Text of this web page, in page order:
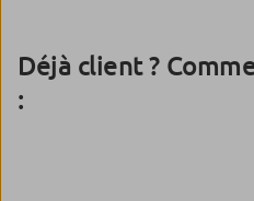
Déjà client ?
: